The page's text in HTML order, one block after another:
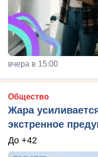
вчера в 15:00
Общество
Жара
экстренное
До +42